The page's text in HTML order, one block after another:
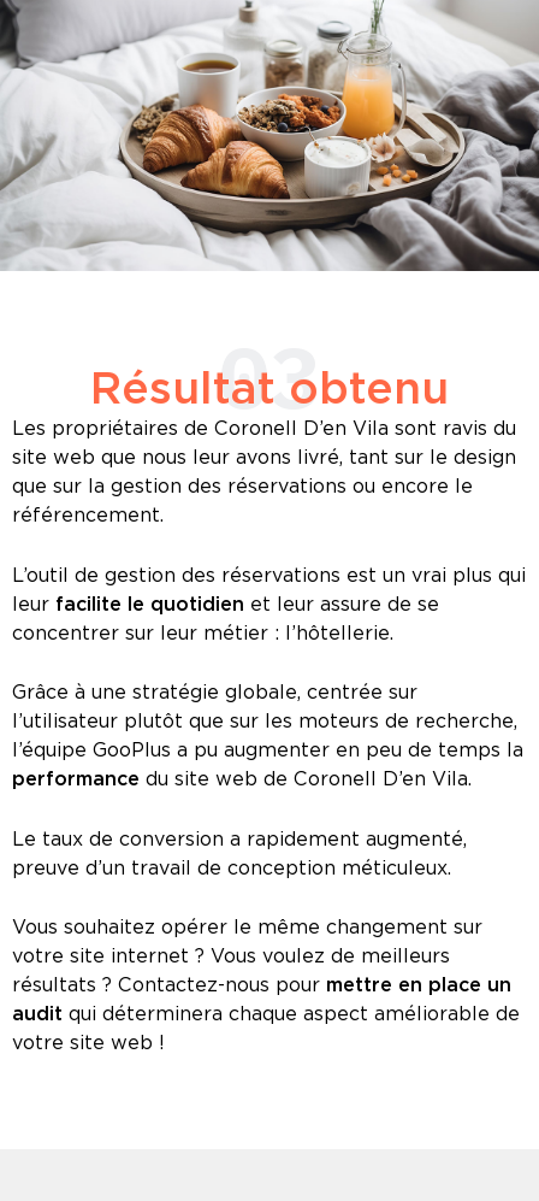
03
Résultat obtenu
Les propriétaires de Coronell D’en Vila sont ravis du
site web que nous leur avons livré, tant sur le design
que sur la gestion des réservations ou encore le
référencement.
L’outil de gestion des réservations est un vrai plus qui
leur facilite le quotidien et leur assure de se
concentrer sur leur métier : l’hôtellerie.
Grâce à une stratégie globale, centrée sur
l’utilisateur plutôt que sur les moteurs de recherche,
l’équipe GooPlus a pu augmenter en peu de temps la
performance du site web de Coronell D’en Vila.
Le taux de conversion a rapidement augmenté,
preuve d’un travail de conception méticuleux.
Vous souhaitez opérer le même changement sur
votre site internet ? Vous voulez de meilleurs
résultats ? Contactez-nous pour mettre en place un
audit qui déterminera chaque aspect améliorable de
votre site web !